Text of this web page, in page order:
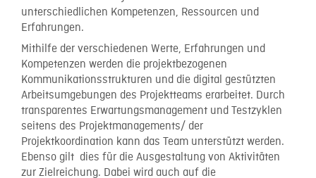
unterschiedlichen Kompetenzen, Ressourcen und
Erfahrungen.
Mithilfe der verschiedenen Werte, Erfahrungen und
Kompetenzen werden die projektbezogenen
Kommunikationsstrukturen und die digital gestützten
Arbeitsumgebungen des Projektteams erarbeitet. Durch
transparentes Erwartungsmanagement und Testzyklen
seitens des Projektmanagements/ der
Projektkoordination kann das Team unterstützt werden.
Ebenso gilt dies für die Ausgestaltung von Aktivitäten
zur Zielreichung. Dabei wird auch auf die